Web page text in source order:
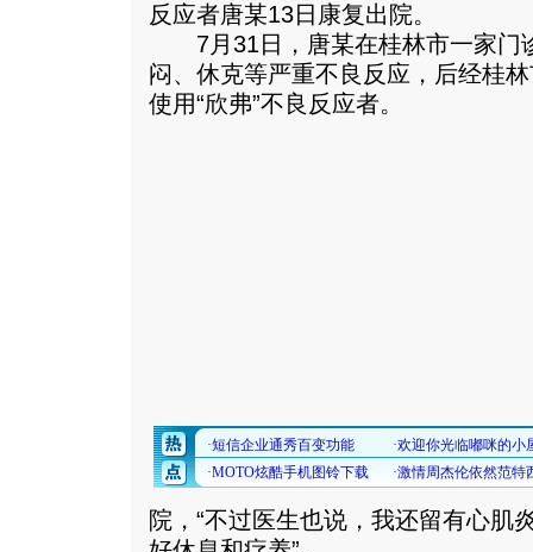
反应者唐某13日康复出院。
7月31日，唐某在桂林市一家门
闷、休克等严重不良反应，后经桂
使用“欣弗”不良反应者。
院，“不过医生也说，我还留有心肌